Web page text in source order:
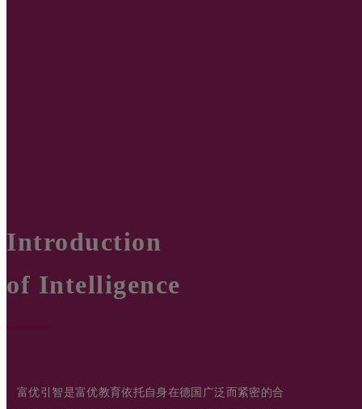
Introduction
of Intelligence
——
富优引智是富优教育依托自身在德国广泛而紧密的合